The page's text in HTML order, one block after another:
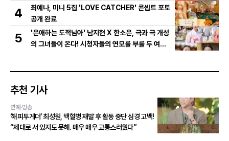
총출동! 댄스 본능 깨운다!
4
최예나, 미니 5집 'LOVE CATCHER' 콘셉트 포토
공개 완료
5
'은애하는 도적님아' 남지현 X 한소은, 극과 극 개성
의 그녀들이 온다! 시청자들의 연모를 부를 두 여인
추천 기사
연예·방송
‘해피투게더’ 최성원, 백혈병 재발 후 활동 중단 심경 고백!
“제대로 서 있지도 못해. 매우 매우 고통스러웠다”